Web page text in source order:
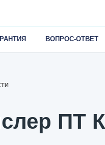
ВОПРОС-ОТВЕТ
ПТ